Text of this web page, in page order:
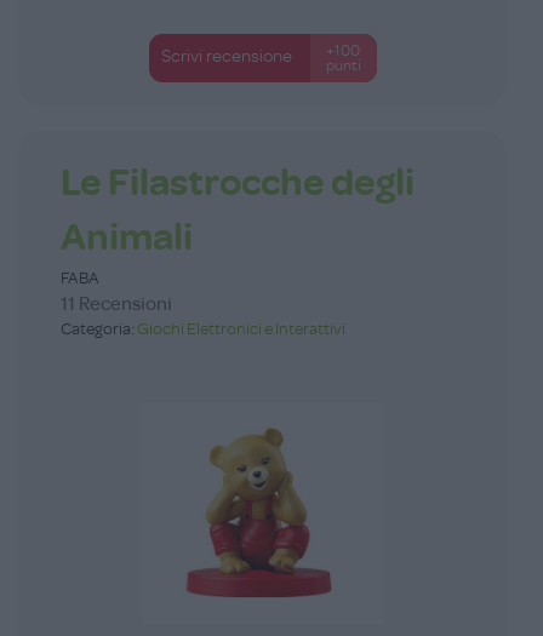
Scrivi recensione
+100
punti
Le Filastrocche degli
Animali
FABA
11 Recensioni
Categoria: Giochi Elettronici e Interattivi